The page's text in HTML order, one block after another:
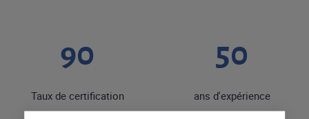
90
Taux de certification
50
ans d'expérience